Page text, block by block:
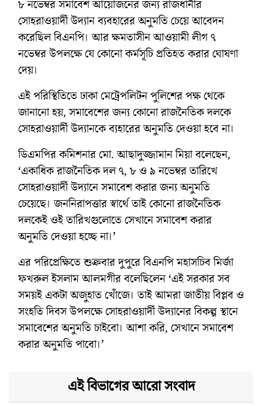
৮ নভেম্বর সমাবেশ আয়োজনের জন্য রাজধানীর
সোহরাওয়ার্দী উদ্যান ব্যবহারের অনুমতি চেয়ে আবেদন
করেছিল বিএনপি। আর ক্ষমতাসীন আওয়ামী লীগ ৭
নভেম্বর উপলক্ষে যে কোনো কর্মসূচি প্রতিহত করার ঘোষণা
দেয়।
এই পরিস্থিতিতে ঢাকা মেট্রেপলিটন পুলিশের পক্ষ থেকে
জানানো হয়, সমাবেশের জন্য কোনো রাজনৈতিক দলকে
সোহরাওয়ার্দী উদ্যানকে ব্যহারের অনুমতি দেওয়া হবে না।
ডিএমপির কমিশনার মো. আছাদুজ্জামান মিয়া বলেছেন,
‘একাধিক রাজনৈতিক দল ৭, ৮ ও ৯ নভেম্বর তারিখে
সোহরাওয়ার্দী উদ্যানে সমাবেশ করার জন্য অনুমতি
চেয়েছে। জননিরাপত্তার স্বার্থে তাই কোনো রাজনৈতিক
দলকেই ওই তারিখগুলোতে সেখানে সমাবেশ করার
অনুমতি দেওয়া হচ্ছে না।’
এর পরিপ্রেক্ষিতে শুক্রবার দুপুরে বিএনপি মহাসচিব মির্জা
ফখরুল ইসলাম আলমগীর বলেছিলেন ‘এই সরকার সব
সময়ই একটা অজুহাত খোঁজে। তাই আমরা জাতীয় বিপ্লব ও
সংহতি দিবস উপলক্ষে সোহরাওয়ার্দী উদ্যানের বিকল্প স্থানে
সমাবেশের অনুমতি চাইবো। আশা করি, সেখানে সমাবেশ
করার অনুমতি পাবো।’
এই বিভাগের আরো সংবাদ